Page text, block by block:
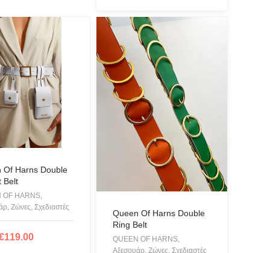
BY ICEBERG
+ KYLIE
DU SAC
MILANO
LAB
Of Harns Double
Belt
OF HARNS,
Ζώνες, Σχεδιαστές
119.00
Queen Of Harns Double
Ring Belt
QUEEN OF HARNS,
Αξεσουάρ, Ζώνες, Σχεδιαστές